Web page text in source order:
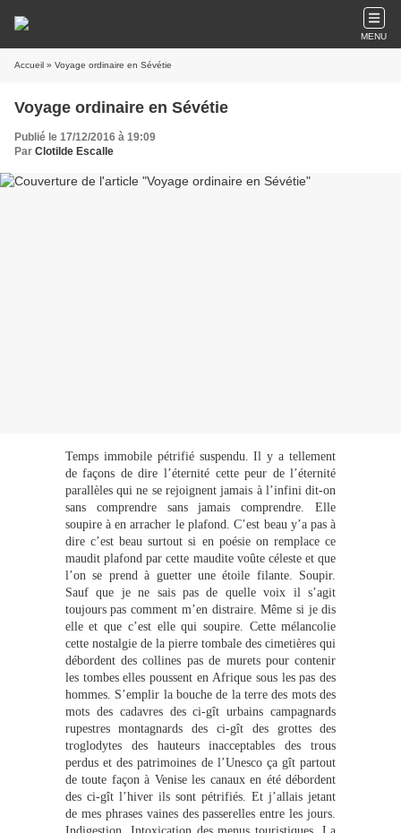
MENU
Accueil » Voyage ordinaire en Sévétie
Voyage ordinaire en Sévétie
Publié le 17/12/2016 à 19:09
Par Clotilde Escalle
Temps immobile pétrifié suspendu. Il y a tellement
de façons de dire l’éternité cette peur de l’éternité
parallèles qui ne se rejoignent jamais à l’infini dit-on
sans comprendre sans jamais comprendre. Elle
soupire à en arracher le plafond. C’est beau y’a pas à
dire c’est beau surtout si en poésie on remplace ce
maudit plafond par cette maudite voûte céleste et que
l’on se prend à guetter une étoile filante. Soupir.
Sauf que je ne sais pas de quelle voix il s’agit
toujours pas comment m’en distraire. Même si je dis
elle et que c’est elle qui soupire. Cette mélancolie
cette nostalgie de la pierre tombale des cimetières qui
débordent des collines pas de murets pour contenir
les tombes elles poussent en Afrique sous les pas des
hommes. S’emplir la bouche de la terre des mots des
mots des cadavres des ci-gît urbains campagnards
rupestres montagnards des ci-gît des grottes des
troglodytes des hauteurs inacceptables des trous
perdus et des patrimoines de l’Unesco ça gît partout
de toute façon à Venise les canaux en été débordent
des ci-gît l’hiver ils sont pétrifiés. Et j’allais jetant
de mes phrases vaines des passerelles entre les jours.